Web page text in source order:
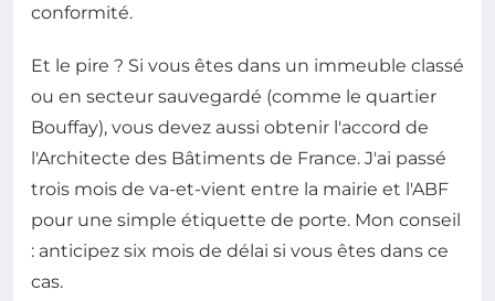
conformité.
Et le pire ? Si vous êtes dans un immeuble classé
ou en secteur sauvegardé (comme le quartier
Bouffay), vous devez aussi obtenir l'accord de
l'Architecte des Bâtiments de France. J'ai passé
trois mois de va-et-vient entre la mairie et l'ABF
pour une simple étiquette de porte. Mon conseil
: anticipez six mois de délai si vous êtes dans ce
cas.